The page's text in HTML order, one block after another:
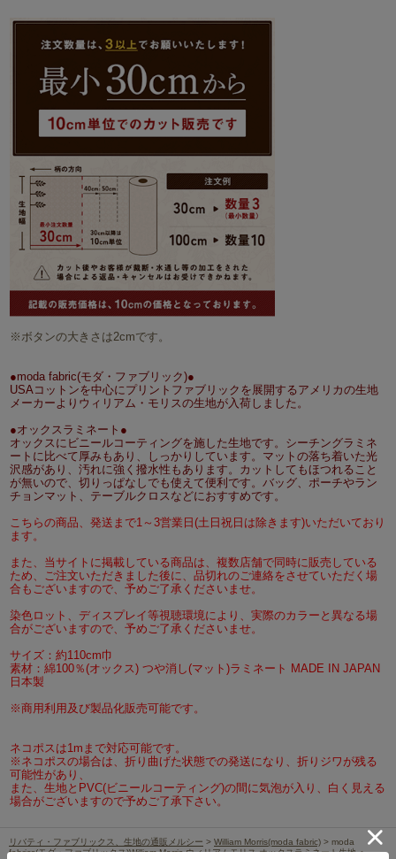
※ボタンの大きさは2cmです。
●moda fabric(モダ・ファブリック)●
USAコットンを中心にプリントファブリックを展開するアメリカの生地
メーカーよりウィリアム・モリスの生地が入荷しました。
●オックスラミネート●
オックスにビニールコーティングを施した生地です。シーチングラミネ
ートに比べて厚みもあり、しっかりしています。マットの落ち着いた光
沢感があり、汚れに強く撥水性もあります。カットしてもほつれること
が無いので、切りっぱなしでも使えて便利です。バッグ、ポーチやラン
チョンマット、テーブルクロスなどにおすすめです。
こちらの商品、発送まで1～3営業日(土日祝日は除きます)いただいており
ます。
また、当サイトに掲載している商品は、複数店舗で同時に販売している
ため、ご注文いただきました後に、品切れのご連絡をさせていただく場
合もございますので、予めご了承くださいませ。
染色ロット、ディスプレイ等視聴環境により、実際のカラーと異なる場
合がございますので、予めご了承くださいませ。
サイズ：約110cm巾
素材：綿100％(オックス) つや消し(マット)ラミネート MADE IN JAPAN
日本製
※商用利用及び製品化販売可能です。
ネコポスは1mまで対応可能です。
※ネコポスの場合は、折り曲げた状態での発送になり、折りジワが残る
可能性があり、
また、生地とPVC(ビニールコーティング)の間に気泡が入り、白く見える
場合がございますので予めご了承下さい。
リバティ・ファブリックス、生地の通販メルシー > William Morris(moda fabric) > moda
fabrics(モダ・ファブリックス)William Morris ウィリアムモリス オックスラミネート生地＜